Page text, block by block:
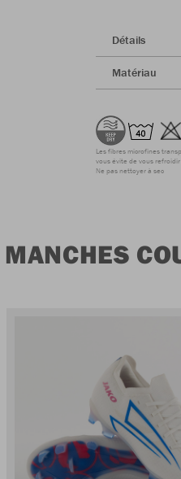
Détails
Matériau
Les fibres microfines
vous évite de vous
Ne pas nettoyer à sec